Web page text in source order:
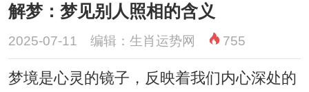
解梦：梦见别人照相的含义
2025-07-11 编辑：生肖运势网 755
梦境是心灵的镜子，反映着我们内心深处的